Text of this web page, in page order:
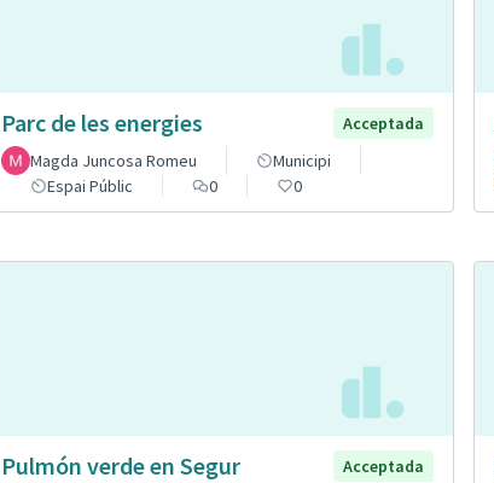
Parc de les energies
Acceptada
Magda Juncosa Romeu
Municipi
Espai Públic
0 0
Pulmón verde en Segur Acceptada